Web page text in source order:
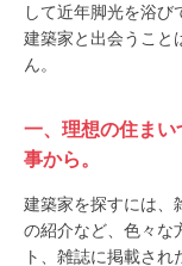
して近年脚光を浴び
建築家と出会うこと
ん。
一、理想の住まい
事から。
建築家を探すには、
の紹介など、色々な
ト、雑誌に掲載さ